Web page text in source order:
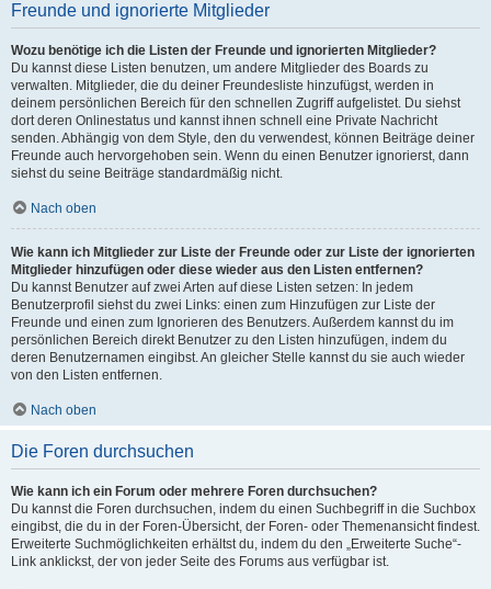
Freunde und ignorierte Mitglieder
Wozu benötige ich die Listen der Freunde und ignorierten Mitglieder?
Du kannst diese Listen benutzen, um andere Mitglieder des Boards zu
verwalten. Mitglieder, die du deiner Freundesliste hinzufügst, werden in
deinem persönlichen Bereich für den schnellen Zugriff aufgelistet. Du siehst
dort deren Onlinestatus und kannst ihnen schnell eine Private Nachricht
senden. Abhängig von dem Style, den du verwendest, können Beiträge deiner
Freunde auch hervorgehoben sein. Wenn du einen Benutzer ignorierst, dann
siehst du seine Beiträge standardmäßig nicht.
Nach oben
Wie kann ich Mitglieder zur Liste der Freunde oder zur Liste der ignorierten
Mitglieder hinzufügen oder diese wieder aus den Listen entfernen?
Du kannst Benutzer auf zwei Arten auf diese Listen setzen: In jedem
Benutzerprofil siehst du zwei Links: einen zum Hinzufügen zur Liste der
Freunde und einen zum Ignorieren des Benutzers. Außerdem kannst du im
persönlichen Bereich direkt Benutzer zu den Listen hinzufügen, indem du
deren Benutzernamen eingibst. An gleicher Stelle kannst du sie auch wieder
von den Listen entfernen.
Nach oben
Die Foren durchsuchen
Wie kann ich ein Forum oder mehrere Foren durchsuchen?
Du kannst die Foren durchsuchen, indem du einen Suchbegriff in die Suchbox
eingibst, die du in der Foren-Übersicht, der Foren- oder Themenansicht findest.
Erweiterte Suchmöglichkeiten erhältst du, indem du den „Erweiterte Suche“-
Link anklickst, der von jeder Seite des Forums aus verfügbar ist.